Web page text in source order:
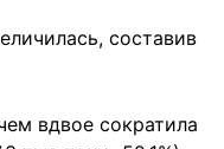
составив
вдвое сократила